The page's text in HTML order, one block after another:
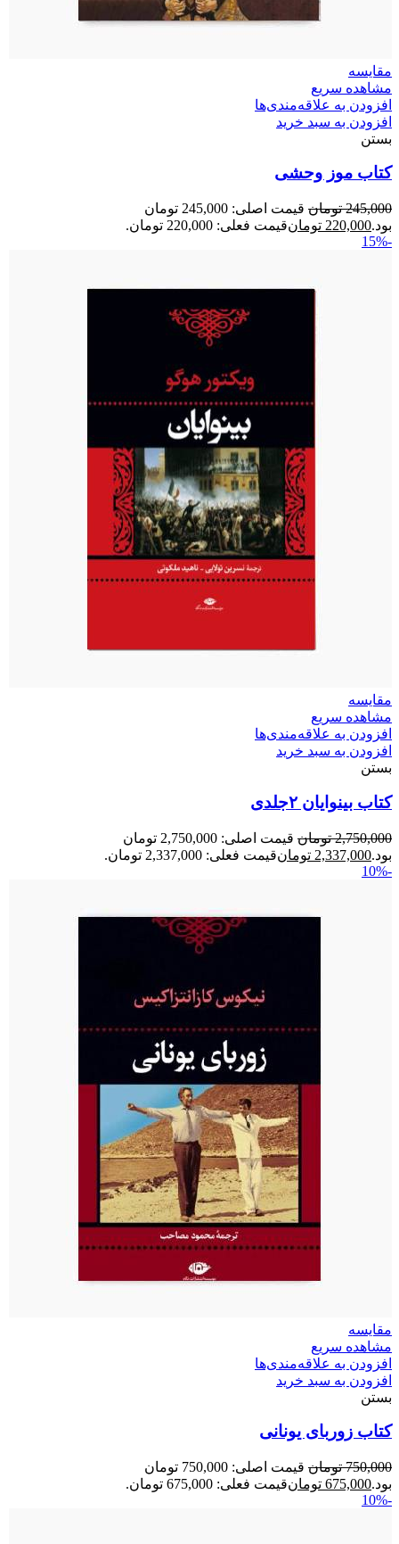
مقایسه
مشاهده سریع
افزودن به علاقه‌مندی‌ها
افزودن به سبد خرید
بستن
کتاب موز وحشی
245,000 تومان
قیمت اصلی: 245,000 تومان
بود.220,000 تومانقیمت فعلی: 220,000 تومان.
-15%
مقایسه
مشاهده سریع
افزودن به علاقه‌مندی‌ها
افزودن به سبد خرید
بستن
کتاب بینوایان ۲جلدی
2,750,000 تومان
قیمت اصلی: 2,750,000 تومان
بود.2,337,000 تومانقیمت فعلی: 2,337,000 تومان.
-10%
مقایسه
مشاهده سریع
افزودن به علاقه‌مندی‌ها
افزودن به سبد خرید
بستن
کتاب زوربای یونانی
750,000 تومان
قیمت اصلی: 750,000 تومان
بود.675,000 تومانقیمت فعلی: 675,000 تومان.
-10%